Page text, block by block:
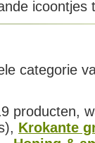
icoontjes
categorie
producten,
Krokante